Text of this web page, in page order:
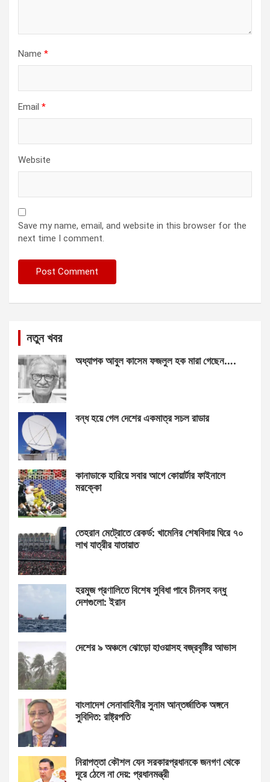
Name *
Email *
Website
Save my name, email, and website in this browser for the
next time I comment.
নতুন খবর
অধ্যাপক আবুল কাসেম ফজলুল হক মারা গেছেন….
বন্ধ হয়ে গেল দেশের একমাত্র সচল রাডার
কানাডাকে হারিয়ে সবার আগে কোয়ার্টার ফাইনালে
মরক্কো
তেহরান মেট্রোতে রেকর্ড: খামেনির শেষবিদায় ঘিরে ৭০
লাখ যাত্রীর যাতায়াত
হরমুজ প্রণালিতে বিশেষ সুবিধা পাবে চীনসহ বন্ধু
দেশগুলো: ইরান
দেশের ৯ অঞ্চলে ঝোড়ো হাওয়াসহ বজ্রবৃষ্টির আভাস
বাংলাদেশ সেনাবাহিনীর সুনাম আন্তর্জাতিক অঙ্গনে
সুবিদিত: রাষ্ট্রপতি
নিরাপত্তা কৌশল যেন সরকারপ্রধানকে জনগণ থেকে
দূরে ঠেলে না দেয়: প্রধানমন্ত্রী